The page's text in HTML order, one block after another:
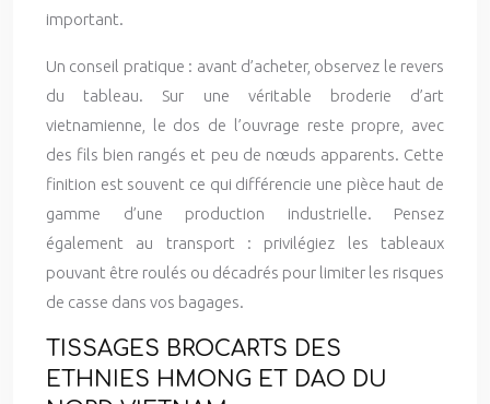
important.
Un conseil pratique : avant d’acheter, observez le revers
du tableau. Sur une véritable broderie d’art
vietnamienne, le dos de l’ouvrage reste propre, avec
des fils bien rangés et peu de nœuds apparents. Cette
finition est souvent ce qui différencie une pièce haut de
gamme d’une production industrielle. Pensez
également au transport : privilégiez les tableaux
pouvant être roulés ou décadrés pour limiter les risques
de casse dans vos bagages.
TISSAGES BROCARTS DES
ETHNIES HMONG ET DAO DU